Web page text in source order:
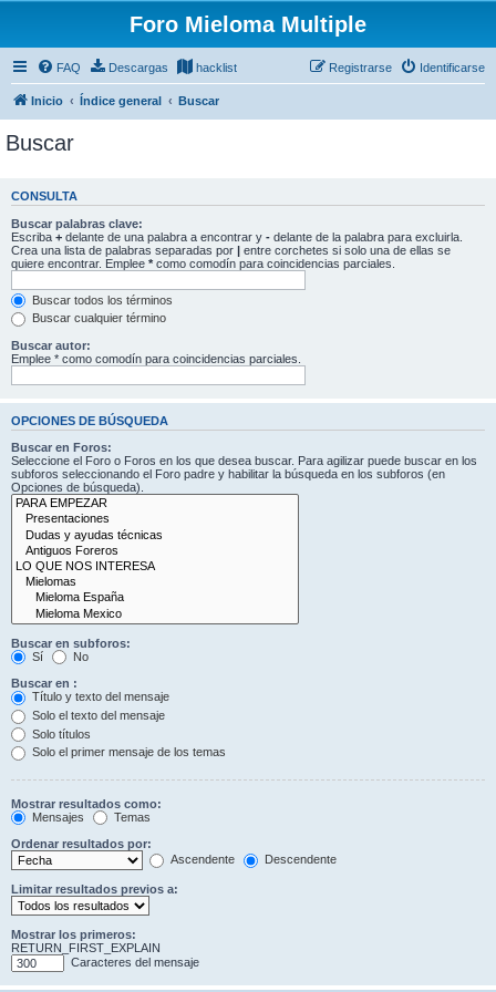
Foro Mieloma Multiple
FAQ Descargas hacklist Identificarse
Registrarse
Inicio Índice general Buscar
Buscar
CONSULTA
Buscar palabras clave:
Escriba + delante de una palabra a encontrar y - delante de la palabra para excluirla.
Crea una lista de palabras separadas por | entre corchetes si solo una de ellas se
quiere encontrar. Emplee * como comodín para coincidencias parciales.
Buscar todos los términos
Buscar cualquier término
Buscar autor:
Emplee * como comodín para coincidencias parciales.
OPCIONES DE BÚSQUEDA
Buscar en Foros:
Seleccione el Foro o Foros en los que desea buscar. Para agilizar puede buscar en los
subforos seleccionando el Foro padre y habilitar la búsqueda en los subforos (en
Opciones de búsqueda).
Buscar en subforos:
Sí
No
Buscar en :
Título y texto del mensaje
Solo el texto del mensaje
Solo títulos
Solo el primer mensaje de los temas
Mostrar resultados como:
Mensajes
Temas
Ordenar resultados por:
Ascendente
Descendente
Limitar resultados previos a:
Mostrar los primeros:
RETURN_FIRST_EXPLAIN
Caracteres del mensaje